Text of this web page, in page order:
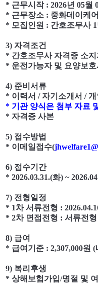
* 근무시작 : 2026년 05월
* 근무장소 : 중화데이케
* 모집인원 : 간호조무사 1
3) 자격조건
* 간호조무사 자격증 소
* 운전가능자 및 요양보
4) 준비서류
* 이력서 /자기소개서 /개
* 기관 양식은 첨부 자료
* 자격증 사본
5) 접수방법
* 이메일접수(
6) 접수기간
* 2026.03.31.(화) ~
7) 전형일정
* 1차 서류전형 :
* 2차 면접전형 : 서류전
8) 급여
* 급여기준 : 2,307,000원 (
9) 복리후생
* 상해보험가입/명절 및